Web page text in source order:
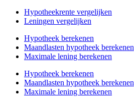
Hypotheekrente vergelijken
Leningen vergelijken
Hypotheek berekenen
Maandlasten hypotheek berekenen
Maximale lening berekenen
Hypotheek berekenen
Maandlasten hypotheek berekenen
Maximale lening berekenen